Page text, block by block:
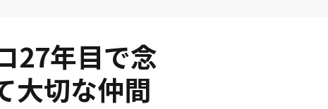
27年目で念
大切な仲間